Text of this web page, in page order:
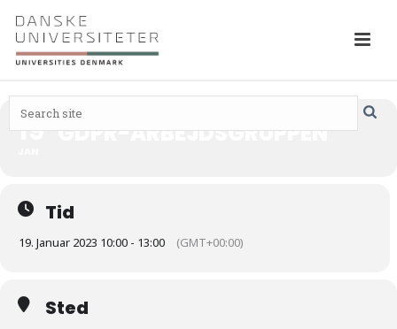
19 GDPR-ARBEJDSGRUPPEN
Tid
19. Januar 2023 10:00 - 13:00 (GMT+00:00)
Sted